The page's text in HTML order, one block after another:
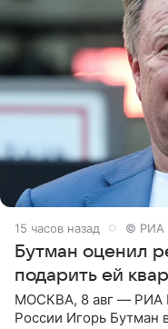
15 часов назад © РИА
Бутман оценил
подарить ей
МОСКВА, 8 авг — РИА
России Игорь Бутман